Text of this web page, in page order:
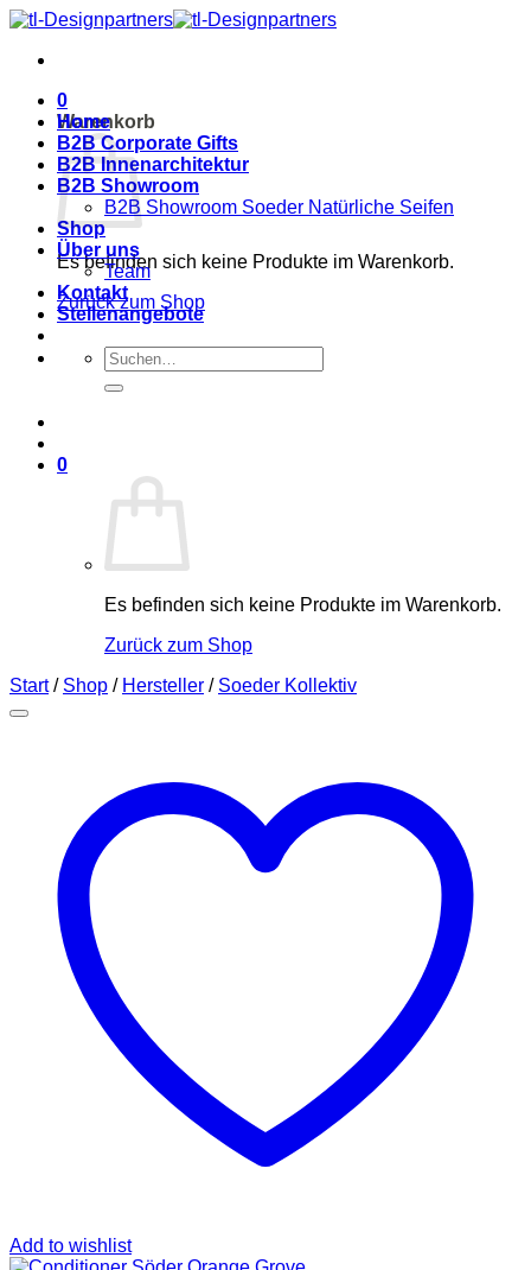
Zum
springen
0
Warenkorb
Es befinden sich keine Produkte im Warenkorb.
Zurück zum Shop
Home
B2B Corporate Gifts
B2B Innenarchitektur
B2B Showroom
B2B Showroom Soeder Natürliche Seifen
Shop
Über uns
Team
Kontakt
Stellenangebote
Suche
nach:
0
Es befinden sich keine Produkte im Warenkorb.
Zurück zum Shop
Start / Shop / Hersteller / Soeder Kollektiv
Add to wishlist